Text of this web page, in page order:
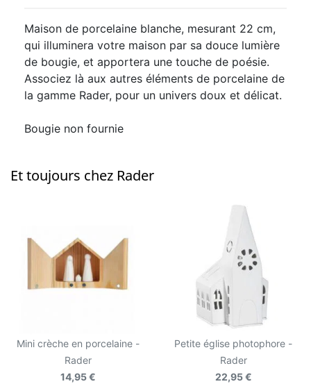
Maison de porcelaine blanche, mesurant 22 cm,
qui illuminera votre maison par sa douce lumière
de bougie, et apportera une touche de poésie.
Associez là aux autres éléments de porcelaine de
la gamme Rader, pour un univers doux et délicat.
Bougie non fournie
Et toujours chez Rader
Mini crèche en porcelaine -
Rader
14,95 €
Petite église photophore -
Rader
22,95 €